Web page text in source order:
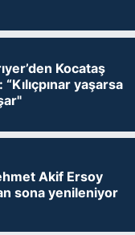
Kocataş
“Kılıçpınar yaşarsa
Akif Ersoy
sona yenileniyor